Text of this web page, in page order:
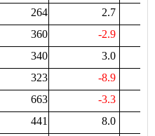
264
2.7
360
-2.9
340
3.0
323
-8.9
663
-3.3
441
8.0